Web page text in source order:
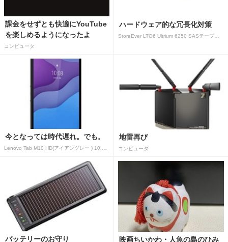
課金をせずとも快適にYouTube
を楽しめるようになったよ
コンピュータ
ハードウェア的な冗長化対策
今となっては時代遅れ。でも。
Lenovo Tab M10 HD(アイアングレー ) 10.1型 2GB/32GB/WiFi ZA
地雷再び
コンピュータ
バッテリーのお守り
映画ちいかわ・人魚の島のひみ